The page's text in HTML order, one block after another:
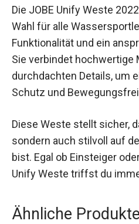
Die JOBE Unify Weste
Wahl für alle
Funktionalität und ein
Sie verbindet hochwertige
durchdachten Details, um
Schutz und
Diese Weste stellt sicher,
sondern auch stilvoll auf
bist. Egal ob Einsteiger
Unify Weste triffst du
Ähnliche Produkte